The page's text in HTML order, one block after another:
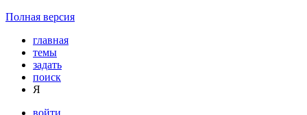
Полная версия
главная
темы
задать
поиск
Я
войти